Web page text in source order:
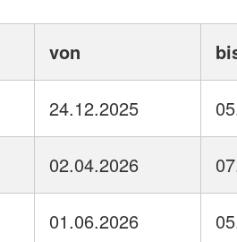
von
24.12.2025
02.04.2026
01.06.2026